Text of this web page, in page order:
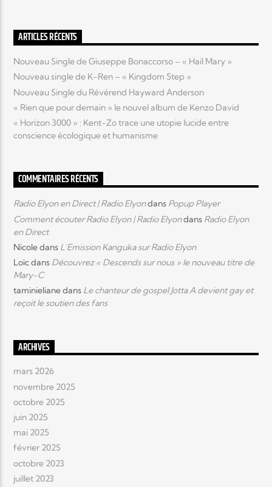
Elyon Kids
ARTICLES RÉCENTS
Nouveau Single de Giuseppe Bonaccorso – « Hail Mary »
Nouveau single de K-Ren – « Kingdom Step »
Nouveau Single du Révérend Hayward Anderson
« Rien que pour demain » le nouvel album de Kenzo David
« Horizon 3000 » : Kent-Zo trace une utopie lucide entre
conscience écologique et humanisme
COMMENTAIRES RÉCENTS
Radio Elyon en Direct | Radio Elyondans Popup Player
Comment écouter Radio Elyon | Radio Elyondans Radio Elyon
en Direct
Nicoledans L’Emission Kanguka sur Radio Elyon
Loïcdans Découvrez « Descends sur nous » le nouveau titre de
Mary-C
taminielianedans Le chanteur de gospel Jotta A devient gay et
reçoit le soutien des fans
ARCHIVES
mars 2026
novembre 2025
octobre 2025
juin 2025
mai 2025
février 2025
octobre 2023
juillet 2023